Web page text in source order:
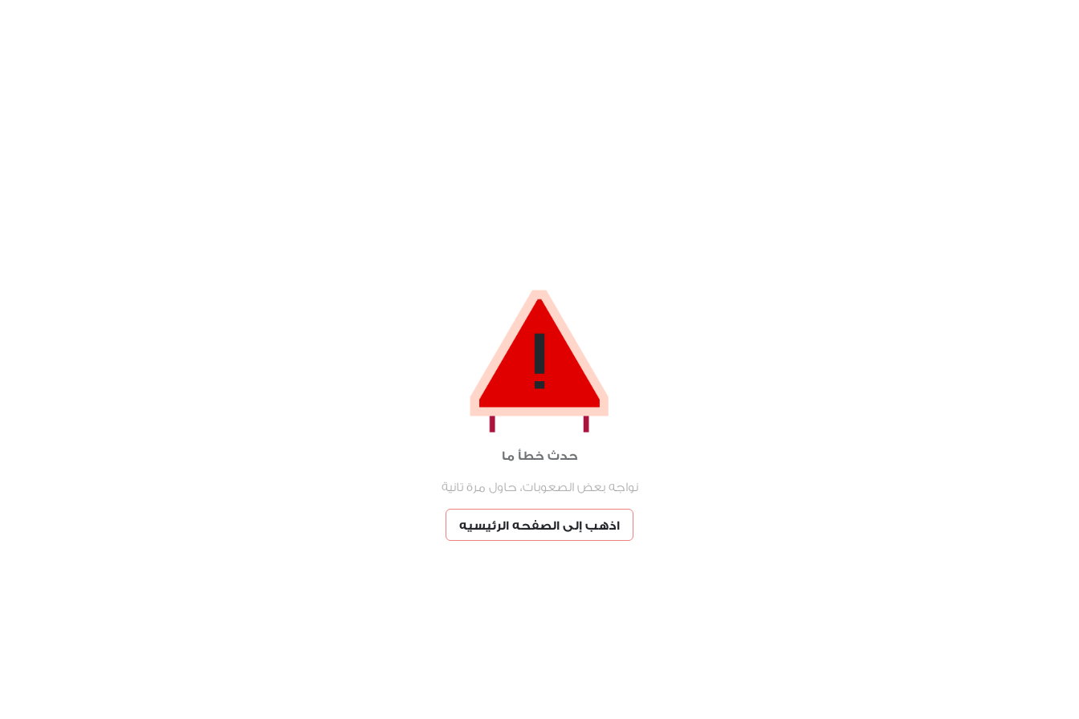
حدث خطأ ما
نواجه بعض الصعوبات، حاول مرة تانية
اذهب إلى الصفحه الرئيسيه